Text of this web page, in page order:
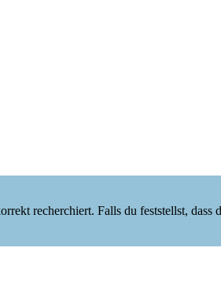
recherchiert. Falls du feststellst,